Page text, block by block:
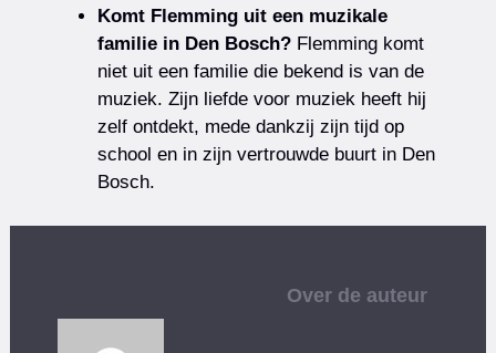
Komt Flemming uit een muzikale
familie in Den Bosch?Flemming komt
niet uit een familie die bekend is van de
muziek. Zijn liefde voor muziek heeft hij
zelf ontdekt, mede dankzij zijn tijd op
school en in zijn vertrouwde buurt in Den
Bosch.
Over de auteur